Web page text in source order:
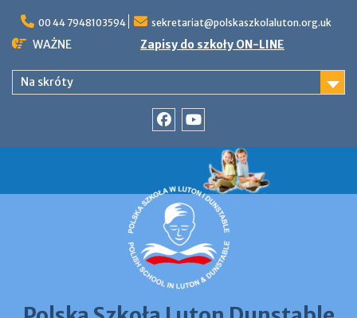
content
00 44 7948103594 sekretariat@polskaszkolaluton.org.uk
WAŻNE Zapisy do szkoły ON-LINE
Na skróty